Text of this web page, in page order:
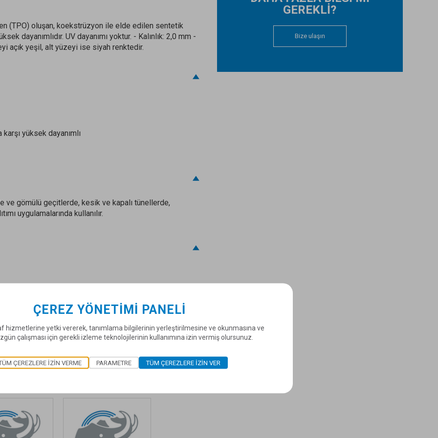
(TPO) oluşan, koekstrüzyon ile elde edilen sentetik
dayanımlıdır. UV dayanımı yoktur. - Kalınlık: 2,0 mm -
açık yeşil, alt yüzeyi ise siyah renktedir.
yüksek dayanımlı
ve gömülü geçitlerde, kesik ve kapalı tünellerde,
uygulamalarında kullanılır.
yağmura ve kara dayanıklı bir örtü ile korunarak
GEREKLİ?
Bize ulaşın
ÇEREZ YÖNETIMI PANELI
hizmetlerine yetki vererek, tanımlama bilgilerinin yerleştirilmesine ve okunmasına ve
çalışması için gerekli izleme teknolojilerinin kullanımına izin vermiş olursunuz.
ÇEREZLERE IZIN VERME PARAMETRE TÜM ÇEREZLERE IZIN VER